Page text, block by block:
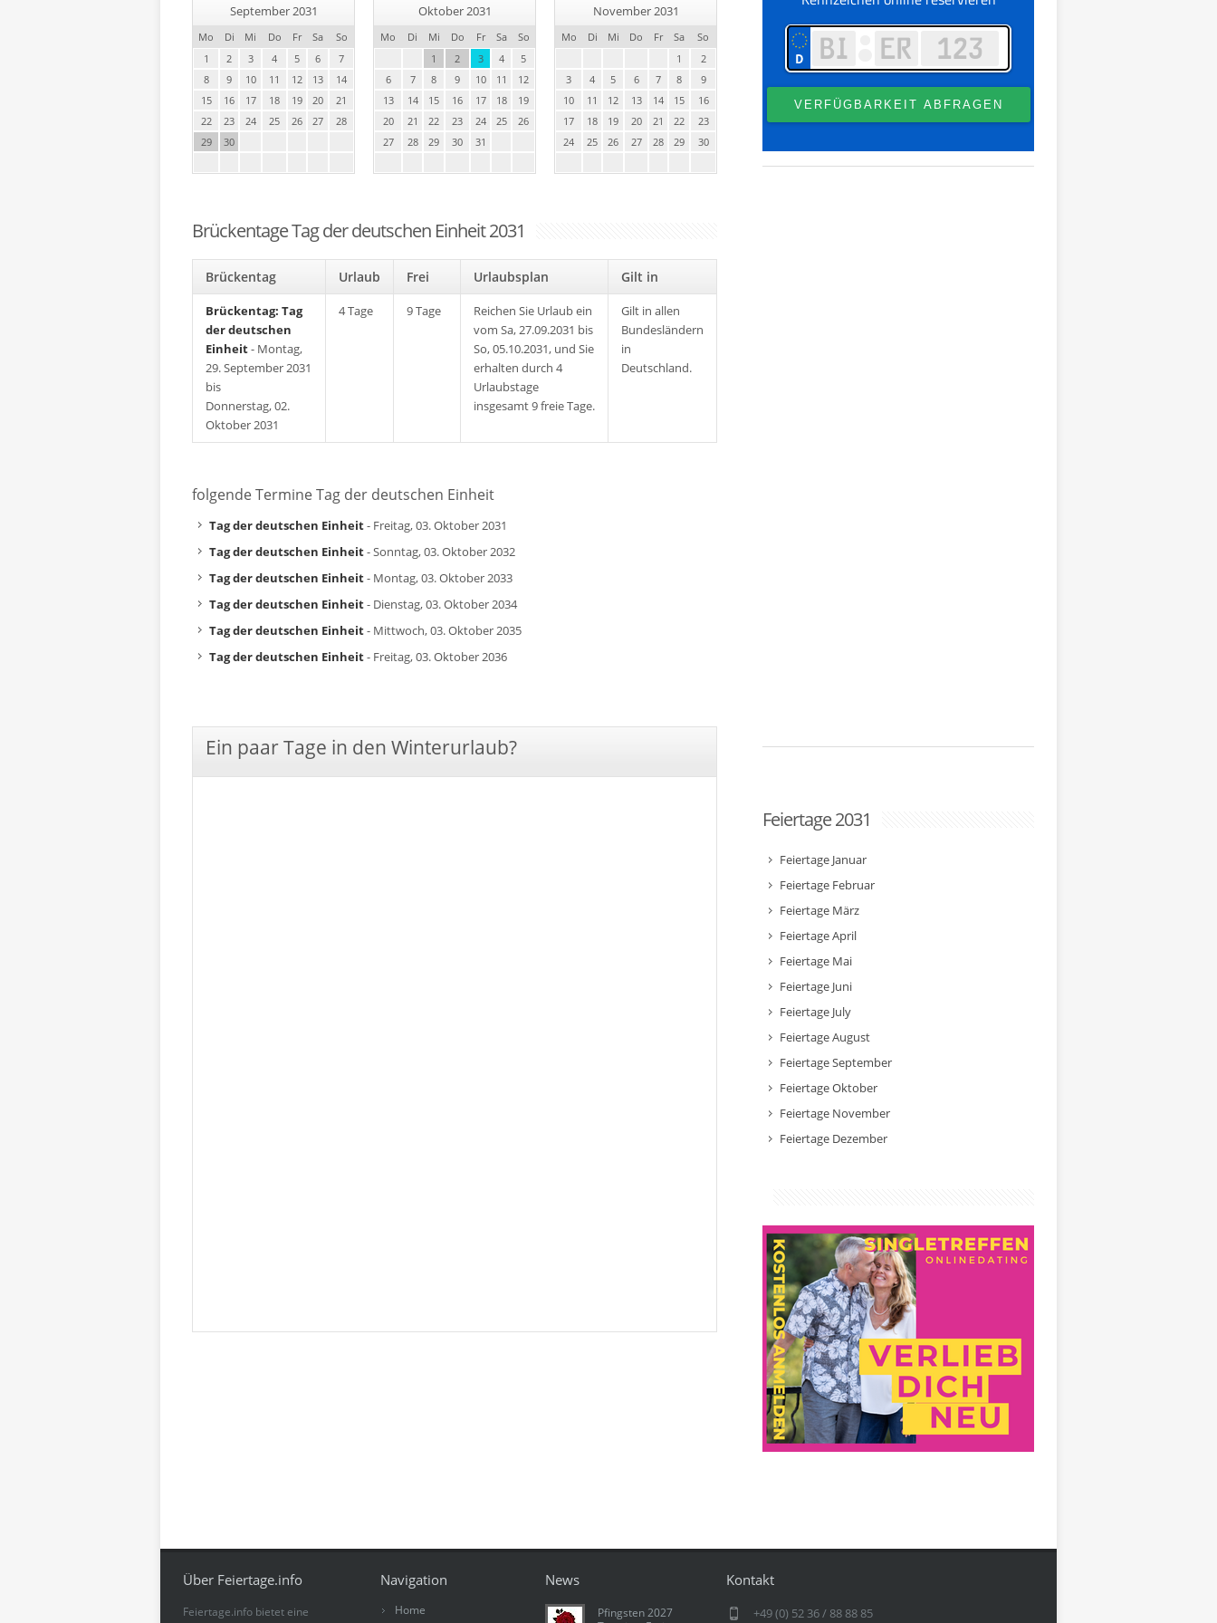
September 2031
Mo Di Mi Do Fr Sa
So
1
2 3 4 5 6
7
8
9 10 11 12 13
14
15
16 17 18 19 20
21
22
23 24 25 26 27
28
29
30
Oktober 2031
Mo Di Mi Do Fr Sa
So
1
2 3 4
5
6
7 8 9 10 11
12
13
14 15 16 17 18
19
20
21 22 23 24 25
26
27
28 29 30 31
November 2031
Mo Di Mi Do Fr Sa
So
1
2
3
4 5 6 7 8
9
10
11 12 13 14 15
16
17
18 19 20 21 22
23
24
25 26 27 28 29 30
Brückentage Tag der deutschen Einheit 2031
Brückentag Urlaub Frei Urlaubsplan Gilt in
Brückentag: Tag
der deutschen
Einheit- Montag,
29. September 2031
bis
Donnerstag, 02.
Oktober 2031
4 Tage 9 Tage
Reichen Sie Urlaub ein
vom Sa, 27.09.2031 bis
So, 05.10.2031, und Sie
erhalten durch 4
Urlaubstage
insgesamt 9 freie Tage.
Gilt in allen
Bundesländern
in
Deutschland.
folgende Termine Tag der deutschen Einheit
Tag der deutschen Einheit- Freitag, 03. Oktober 2031
Tag der deutschen Einheit- Sonntag, 03. Oktober 2032
Tag der deutschen Einheit- Montag, 03. Oktober 2033
Tag der deutschen Einheit- Dienstag, 03. Oktober 2034
Tag der deutschen Einheit- Mittwoch, 03. Oktober 2035
Tag der deutschen Einheit- Freitag, 03. Oktober 2036
Ein paar Tage in den Winterurlaub?
Feiertage 2031
Feiertage Januar
Feiertage Februar
Feiertage März
Feiertage April
Feiertage Mai
Feiertage Juni
Feiertage July
Feiertage August
Feiertage September
Feiertage Oktober
Feiertage November
Feiertage Dezember
Über Feiertage.info
Feiertage.info bietet eine
Navigation
Home
News
Pfingsten 2027
Kontakt
+49 (0) 52 36 / 88 88 85